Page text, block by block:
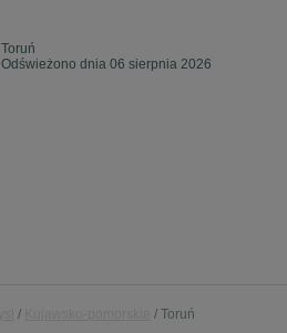
Toruń
Odświeżono dnia 06 sierpnia 2026
Toruń